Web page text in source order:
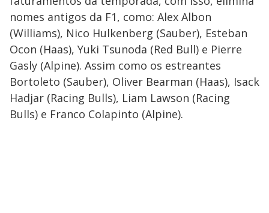
nomes antigos da F1, como: Alex Albon
(Williams), Nico Hulkenberg (Sauber), Esteban
Ocon (Haas), Yuki Tsunoda (Red Bull) e Pierre
Gasly (Alpine). Assim como os estreantes
Bortoleto (Sauber), Oliver Bearman (Haas), Isack
Hadjar (Racing Bulls), Liam Lawson (Racing
Bulls) e Franco Colapinto (Alpine).